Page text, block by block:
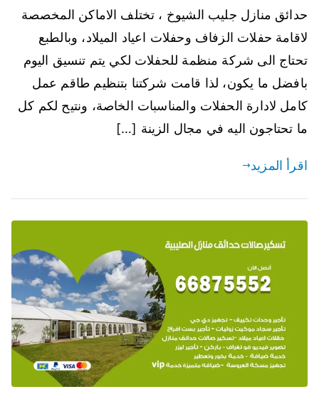
حدائق منازل جليب الشيوخ ، تختلف الاماكن المخصصة
لاقامة حفلات الزفاف وحفلات اعياد الميلاد، وبالطبع
تحتاج الى شركة منظمة للحفلات لكي يتم تنسيق اليوم
بافضل ما يكون، لذا قامت شركتنا بتنظيم طاقم عمل
كامل لادارة الحفلات والمناسبات الخاصة، ونتيح لكم كل
ما تحتاجون اليه في مجال الزينة […]
اقرأ المزيد